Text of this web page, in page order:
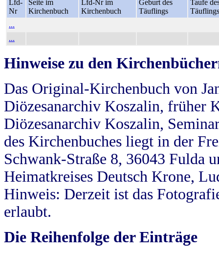
Lfd-
Nr
Seite im
Kirchenbuch
Lfd-Nr im
Kirchenbuch
Geburt des
Täuflings
Taufe
Täuflings
...
...
Hinweise zu den
Das Original-Kirchenbuch von
Diözesanarchiv Koszalin, früher
Diözesanarchiv Koszalin,
des Kirchenbuches liegt in der
Schwank-Straße 8, 36043 Fulda
Heimatkreises Deutsch Krone,
Hinweis: Derzeit ist das
erlaubt.
Die Reihenfolge der Einträge